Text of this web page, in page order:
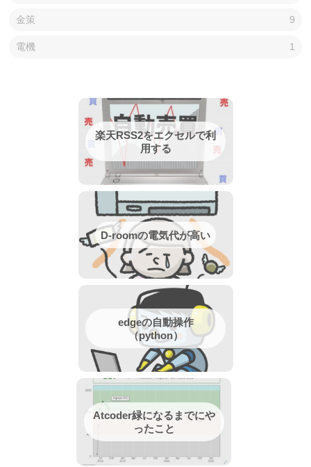
金策 9
電機 1
楽天RSS2をエクセルで利
用する
D-roomの電気代が高い
edgeの自動操作
（python）
Atcoder緑になるまでにや
ったこと